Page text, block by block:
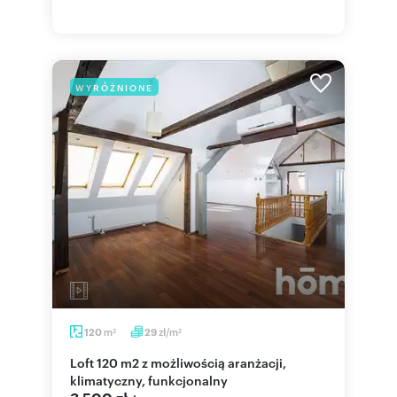
WYRÓŻNIONE
120 m2 29zł/m2
Loft 120 m2 z możliwością aranżacji,
klimatyczny, funkcjonalny